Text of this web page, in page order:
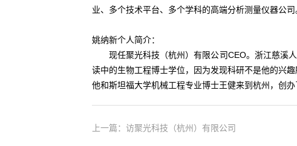
业、多个技术平台、多个学科的高端分析测量仪器公司
姚纳新个人简介：
现任聚光科技（杭州）有限公司CEO。浙江慈溪人
读中的生物工程博士学位，因为发现科研不是他的兴
他和斯坦福大学机械工程专业博士王健来到杭州，创办
上一篇：访聚光科技（杭州）有限公司